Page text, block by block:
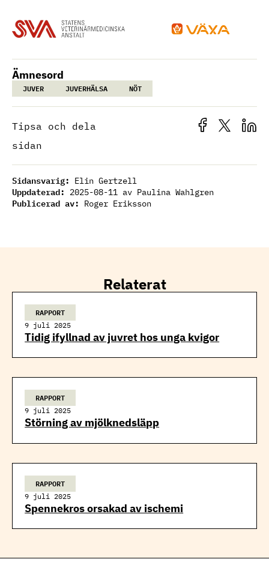
Ämnesord
JUVER JUVERHÄLSA NÖT
Tipsa och dela
sidan
Sidansvarig: Elin Gertzell
Uppdaterad: 2025-08-11 av Paulina Wahlgren
Publicerad av: Roger Eriksson
Relaterat
RAPPORT
9 juli 2025
Tidig ifyllnad av juvret hos unga kvigor
RAPPORT
9 juli 2025
Störning av mjölknedsläpp
RAPPORT
9 juli 2025
Spennekros orsakad av ischemi